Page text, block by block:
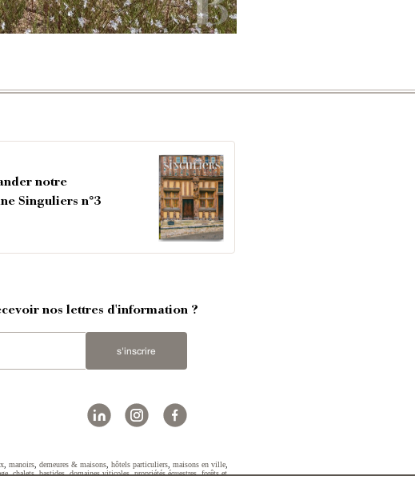
notre
Singuliers n°3
nos lettres d'information ?
s'inscrire
, manoirs, demeures & maisons, hôtels particuliers, maisons en ville,
,chalets,bastides,domaines viticoles,propriétés équestres,forêts et